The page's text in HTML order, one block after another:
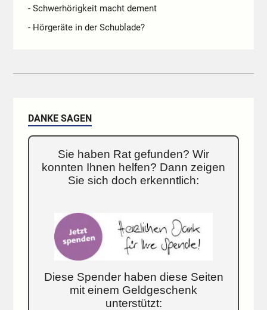
- Schwerhörigkeit macht dement
- Hörgeräte in der Schublade?
DANKE SAGEN
Sie haben Rat gefunden? Wir
konnten Ihnen helfen? Dann zeigen
Sie sich doch erkenntlich:
Diese Spender haben diese Seiten
mit einem Geldgeschenk
unterstützt: